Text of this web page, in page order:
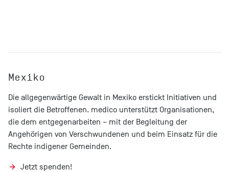
Mexiko
Die allgegenwärtige Gewalt in Mexiko erstickt Initiativen und
isoliert die Betroffenen. medico unterstützt Organisationen,
die dem entgegenarbeiten – mit der Begleitung der
Angehörigen von Verschwundenen und beim Einsatz für die
Rechte indigener Gemeinden.
Jetzt spenden!